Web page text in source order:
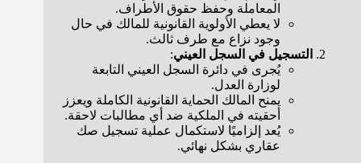
المعاملة وحفظ حقوق الأطراف.
لا يعطي الأولوية القانونية للمالك في حال
وجود نزاع مع طرف ثالث.
التسجيل في السجل العيني:
يُجرى في دائرة السجل العيني التابعة
لوزارة العدل.
يمنح المالك الحماية القانونية الكاملة ويعزز
أحقيته في الملكية ضد أي مطالبات لاحقة.
يُعد إلزاميًا لاستكمال عملية تسجيل صك
عقاري بشكل نهائي.